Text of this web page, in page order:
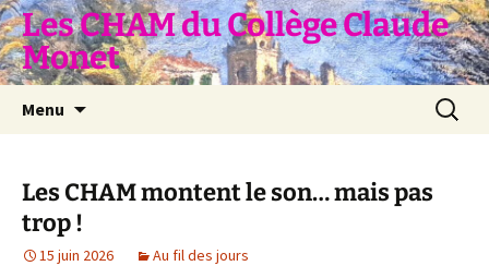
Aller
au
contenu
Les CHAM du Collège Claude
Monet
Menu
Les CHAM montent le son… mais pas
trop !
15 juin 2026 Au fil des jours